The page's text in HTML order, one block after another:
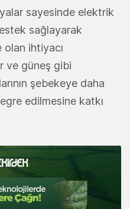
sayesinde elektrik
sağlayarak
ihtiyacı
ve güneş gibi
şebekeye daha
edilmesine katkı